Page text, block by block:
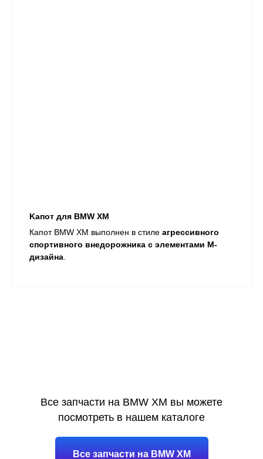
Kапот для BMW XM
Капот BMW XM выполнен в стиле агрессивного
спортивного внедорожника с элементами M-
дизайна
Все запчасти на BMW XM вы можете
посмотреть в нашем каталоге
Все запчасти на BMW XM